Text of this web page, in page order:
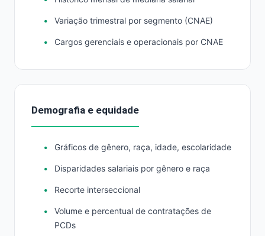
Variação trimestral por segmento (CNAE)
Cargos gerenciais e operacionais por CNAE
Demografia e equidade
Gráficos de gênero, raça, idade, escolaridade
Disparidades salariais por gênero e raça
Recorte interseccional
Volume e percentual de contratações de
PCDs